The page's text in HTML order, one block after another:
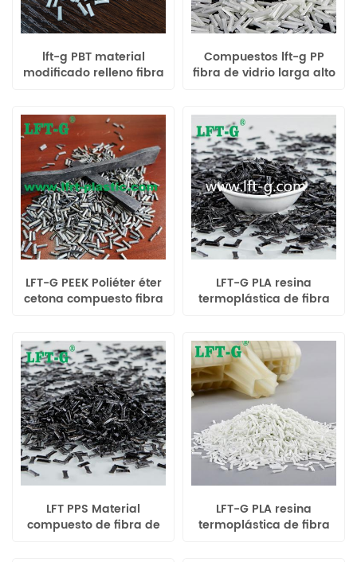
lft-g PBT material
modificado relleno fibra
rendimiento uso
industrial
Compuestos lft-g PP
fibra de vidrio larga alto
reciclar 12mm
LFT-G PEEK Poliéter éter
cetona compuesto fibra
original
LFT-G PLA resina
termoplástica de fibra
poliláctico color original
LFT PPS Material
compuesto de fibra de
LFT-G PLA resina
termoplástica de fibra